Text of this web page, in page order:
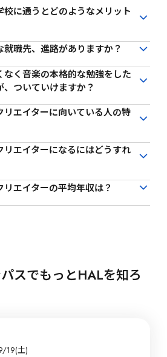
に通うとどのようなメリット
校に通うメリットは、プロを目指せ
ことです。
の実践力を身につけるには、現場レ
キルが必要となります。最先端のプ
揃っている専門学校で学ぶこと
得できます。
界に特化した就職支援も充実して
は、ビジネストレーニングやイン
の数々の就職支援システムを通し
トします。さらに、卒業後も活躍
職先、進路がありますか？
は、ゲーム会社やレコード会社、音
会社、音響機器メーカー、作曲家
く音楽の本格的な勉強をした
ついていけますか？
ですので、ご安心ください。カリ
譜・コードなどの音楽理論や音響
します。
して通用するデジタルサウンド技術
きます。
エイターに向いている人の特
のは、創造性と音楽への情熱を持つ
や耐久力も求められます。
を模索し、感受性を豊かに保ちな
う姿勢が必要です。自分の表現を
い興味をもち継続的に努力し続け
といえるでしょう。
エイターになるにはどうすれ
資格は特にありません。重要なのは
現力。音楽系の専門学校で基礎か
の音楽センスを磨くことが大切で
むのが良いでしょう。
際は、筆記試験や実技試験もあるた
ド制作に関する知識を充実させる
う。
や編曲、MAミキシング、PAなど
エイターの平均年収は？
420万、サウンドクリエイターが50
スでもっとHALを知ろ
19(土)